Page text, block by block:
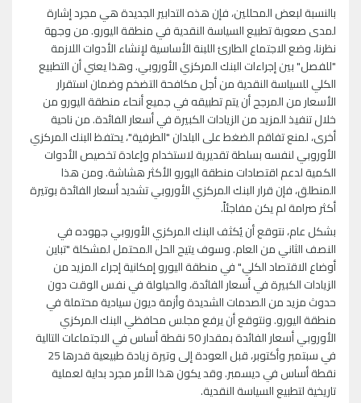
بالنسبة لبعض المحللين، فإن هذه التدابير الجديدة هي مجرد إشارة
لمدى صعوبة تطبيع السياسة النقدية في منطقة اليورو. من وجهة
نظرنا، وضع الاجتماع الطارئ اللبنة الأساسية لإنشاء الأدوات اللازمة
"للفصل" بين إجراءات البنك المركزي الأوروبي. وهذا يعني أن التطبيع
الكلي للسياسة النقدية من أجل مكافحة التضخم وضمان استقرار
الأسعار من المرجح أن يتم تطبيقه في جميع أنحاء منطقة اليورو من
خلال تنفيذ المزيد من الزيادات الكبيرة في أسعار الفائدة. من ناحية
أخرى، لمنع تفاقم الضغط على البلدان "الطرفية"، يحتفظ البنك المركزي
الأوروبي لنفسه بسلطة تقديرية لاستخدام وإعادة تخصيص الأدوات
الكمية لدعم اقتصادات منطقة اليورو الأكثر هشاشة. ومن هذا
المنطلق، فإن قرار البنك المركزي الأوروبي تشديد أسعار الفائدة بوتيرة
أكثر صرامة لم يكن مفاجئاً.
بشكل عام، نتوقع أن يُكثف البنك المركزي الأوروبي جهوده في
النصف الثاني من العام. وسوف يتيح الحل المحتمل لمشكلة "تباين
أوضاع الاقتصاد الكلي" في منطقة اليورو إمكانية إجراء المزيد من
الزيادات الكبيرة في أسعار الفائدة، والحيلولة في نفس الوقت دون
حدوث مزيد من الصدمات الشديدة وأزمة ديون سيادية محتملة في
منطقة اليورو. ونتوقع أن يرفع مجلس محافظي البنك المركزي
الأوروبي أسعار الفائدة بمقدار 50 نقطة أساس في الاجتماعات التالية
في سبتمبر وأكتوبر، قبل العودة إلى وتيرة زيادة طبيعية قدرها 25
نقطة أساس في ديسمبر. وقد يكون هذا الأمر مجرد بداية لعملية
تاريخية لتطبيع السياسة النقدية.